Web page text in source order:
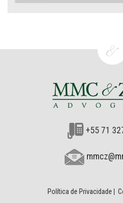
+55 71
Política de Privacidade